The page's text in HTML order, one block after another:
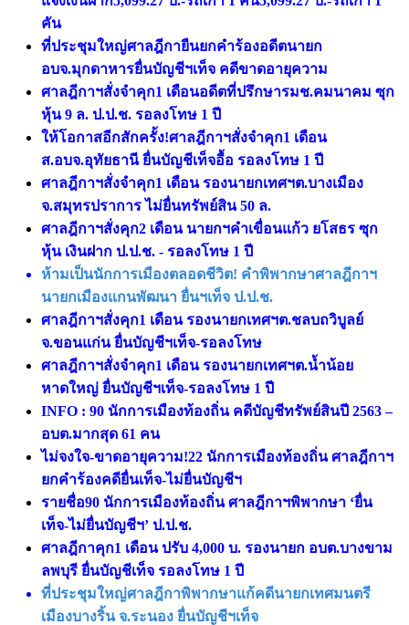
คัน
ที่ประชุมใหญ่ศาลฎีกายืนยกคำร้องอดีตนายก
อบจ.มุกดาหารยื่นบัญชีฯเท็จ คดีขาดอายุความ
ศาลฎีกาฯสั่งจําคุก1 เดือนอดีตที่ปรึกษารมช.คมนาคม ซุก
หุ้น 9 ล. ป.ป.ช. รอลงโทษ 1 ปี
ให้โอกาสอีกสักครั้ง!ศาลฎีกาฯสั่งจําคุก1 เดือน
ส.อบจ.อุทัยธานี ยื่นบัญชีเท็จอื้อ รอลงโทษ 1 ปี
ศาลฎีกาฯสั่งจำคุก1 เดือน รองนายกเทศฯต.บางเมือง
จ.สมุทรปราการ ไม่ยื่นทรัพย์สิน 50 ล.
ศาลฎีกาฯสั่งคุก2 เดือน นายกฯคำเขื่อนแก้ว ยโสธร ซุก
หุ้น เงินฝาก ป.ป.ช. - รอลงโทษ 1 ปี
ห้ามเป็นนักการเมืองตลอดชีวิต! คำพิพากษาศาลฎีกาฯ
นายกเมืองแกนพัฒนา ยื่นฯเท็จ ป.ป.ช.
ศาลฎีกาฯสั่งคุก1 เดือน รองนายกเทศฯต.ชลบถวิบูลย์
จ.ขอนแก่น ยื่นบัญชีฯเท็จ-รอลงโทษ
ศาลฎีกาฯสั่งจำคุก1 เดือน รองนายกเทศฯต.น้ำน้อย
หาดใหญ่ ยื่นบัญชีฯเท็จ-รอลงโทษ 1 ปี
INFO : 90 นักการเมืองท้องถิ่น คดีบัญชีทรัพย์สินปี 2563 –
อบต.มากสุด 61 คน
ไม่จงใจ-ขาดอายุความ!22 นักการเมืองท้องถิ่น ศาลฎีกาฯ
ยกคำร้องคดียื่นเท็จ-ไม่ยื่นบัญชีฯ
รายชื่อ90 นักการเมืองท้องถิ่น ศาลฎีกาฯพิพากษา ‘ยื่น
เท็จ-ไม่ยื่นบัญชีฯ’ ป.ป.ช.
ศาลฎีกาคุก1 เดือน ปรับ 4,000 บ. รองนายก อบต.บางขาม
ลพบุรี ยื่นบัญชีเท็จ รอลงโทษ 1 ปี
ที่ประชุมใหญ่ศาลฎีกาพิพากษาแก้คดีนายกเทศมนตรี
เมืองบางริ้น จ.ระนอง ยื่นบัญชีฯเท็จ